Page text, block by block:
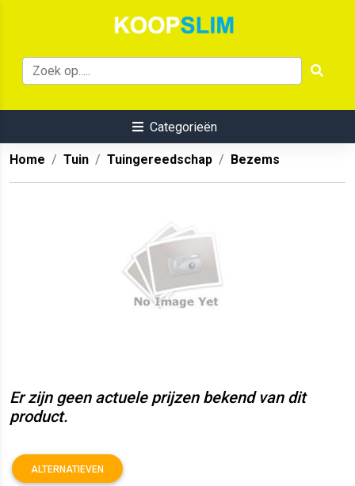
Categorieën
Home Tuin Tuingereedschap Bezems
Er zijn geen actuele prijzen bekend van dit
product.
ALTERNATIEVEN